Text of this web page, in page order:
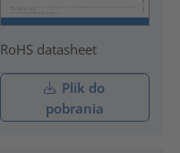
RoHS datasheet
Plik do
pobrania